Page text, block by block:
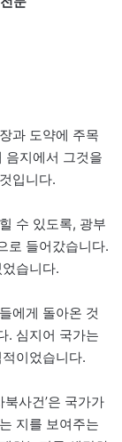
과 도약에 주목
음지에서 그것을
입니다.
수 있도록, 광부
로 들어갔습니다.
습니다.
에게 돌아온 것
. 심지어 국가는
이었습니다.
사건’은 국가가
지를 보여주는